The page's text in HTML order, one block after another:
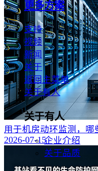
更多方案
支持
视频
新闻
关于
返回主菜单
关于有人
关于有人
企业介绍
关于品质
用于机房动环监测，哪
2026-07-15